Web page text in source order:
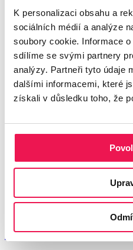
K personalizaci obsahu a
sociálních médií a analýze
soubory cookie. Informace
sdílíme se svými partnery
analýzy. Partneři tyto údaje
dalšími informacemi, které
získali v důsledku toho, že
Ošetření dřeva v
Rektifikační terče
Rektifikační terče
Rektifikační terče
U-BRS kolejnicový
Univerzální
Fotogalerie
Kontakt
Dřevěné terasy ze
(klasické uchycení)
modřínu, které jsou
ze sibiřského modřínu.